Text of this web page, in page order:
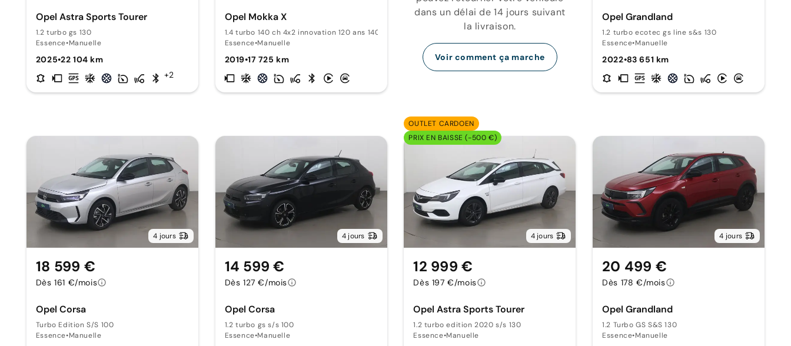
Opel Astra Sports Tourer
1.2 turbo gs 130
Essence•Manuelle
2025•22 104 km
+2
Opel Mokka X
1.4 turbo 140 ch 4x2 innovation 120 ans 140
Essence•Manuelle
2019•17 725 km
dans un délai de 14 jours suivant
la livraison.
Voir comment ça marche
Opel Grandland
1.2 turbo ecotec gs line s&s 130
Essence•Manuelle
2022•83 651 km
4 jours
Opel Corsa
Turbo Edition S/S 100
Essence•Manuelle
18 599 €
Dès 161 €/mois
4 jours
Opel Corsa
1.2 turbo gs s/s 100
Essence•Manuelle
14 599 €
Dès 127 €/mois
OUTLET CARDOEN
PRIX EN BAISSE (-500 €)
4 jours
Opel Astra Sports Tourer
1.2 turbo edition 2020 s/s 130
Essence•Manuelle
12 999 €
Dès 197 €/mois
4 jours
Opel Grandland
1.2 Turbo GS S&S 130
Essence•Manuelle
20 499 €
Dès 178 €/mois